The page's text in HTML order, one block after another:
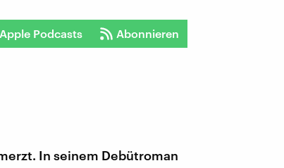
Apple Podcasts Abonnieren
In seinem Debütroman